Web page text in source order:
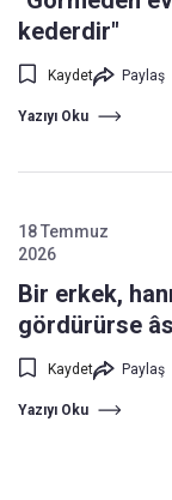
kederdir"
Kaydet Paylaş
Yazıyı Oku
18 Temmuz
2026
Bir erkek,
gördürürse
Kaydet Paylaş
Yazıyı Oku